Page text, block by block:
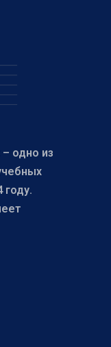
одно из
году.